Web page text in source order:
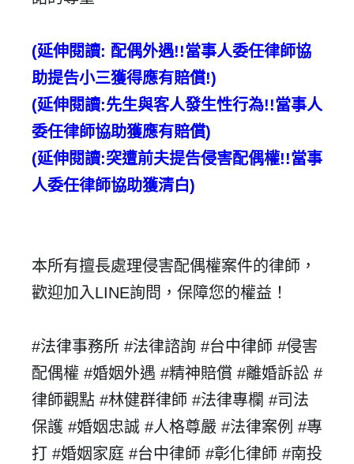
(延伸閱讀: 配偶外遇!!當事人委任律師協
助提告小三獲得應有賠償!)
(延伸閱讀:先生與客人發生性行為!!當事人
委任律師協助獲應有賠償)
(延伸閱讀:突遭前夫提告侵害配偶權!!當事
人委任律師協助獲清白)
本所有擅長處理侵害配偶權案件的律師，
歡迎加入LINE詢問，保障您的權益！
#法律事務所 #法律諮詢 #台中律師 #侵害
配偶權 #婚姻外遇 #精神賠償 #離婚訴訟 #
律師觀點 #林健群律師 #法律專欄 #司法
保護 #婚姻忠誠 #人格尊嚴 #法律案例 #專
打 #婚姻家庭 #台中律師 #彰化律師 #南投